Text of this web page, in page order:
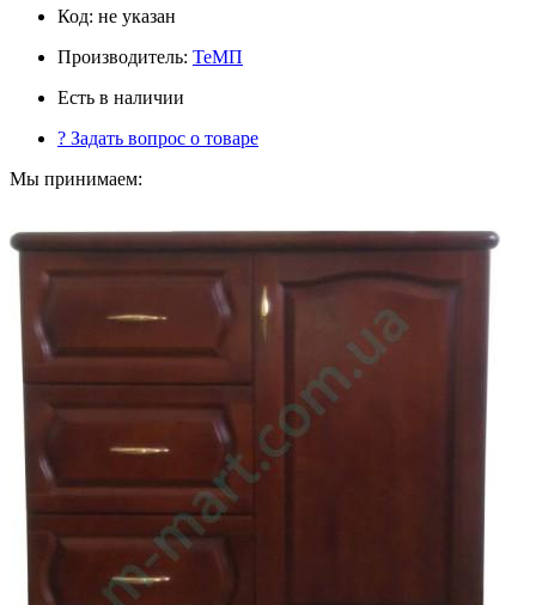
Код: не указан
Производитель: ТеМП
Есть в наличии
? Задать вопрос о товаре
Мы принимаем: